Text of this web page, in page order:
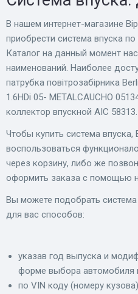
В нашем интернет-магазине
приобрести система впуска
Каталог на данный момент
наименований. Наиболее
патрубка повітрозабірника
1.6HDi 05- METALCAUCHO
коллектор впускной AIC 58313.
Чтобы купить система
воспользоваться
через корзину, либо же
оформить заказа с помощью
Вы можете подобрать
для вас способов:
указав год выпуска и
форме выбора автомобиля
по VIN коду (номеру